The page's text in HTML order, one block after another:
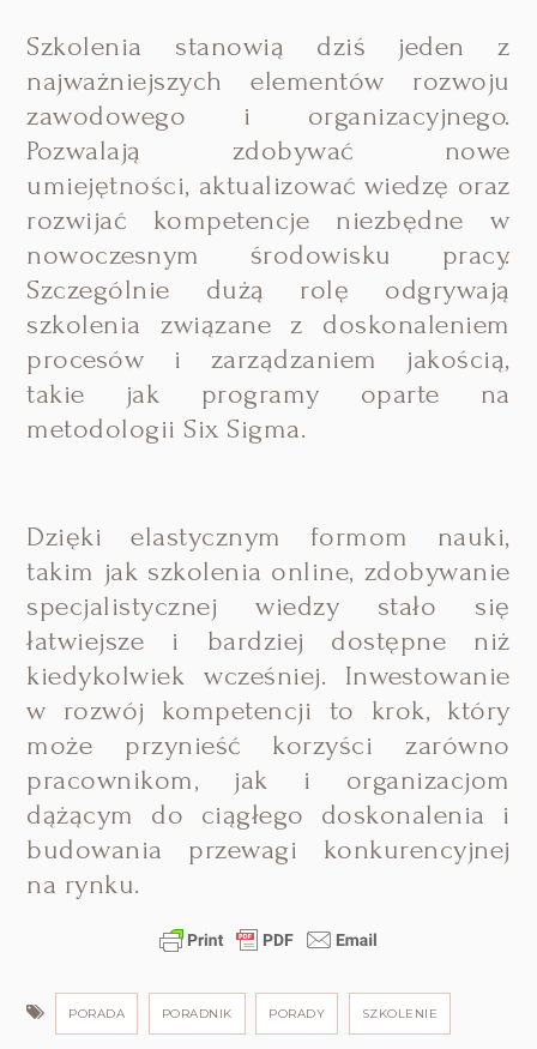
Szkolenia stanowią dziś jeden z
najważniejszych elementów rozwoju
zawodowego i organizacyjnego.
Pozwalają zdobywać nowe
umiejętności, aktualizować wiedzę oraz
rozwijać kompetencje niezbędne w
nowoczesnym środowisku pracy.
Szczególnie dużą rolę odgrywają
szkolenia związane z doskonaleniem
procesów i zarządzaniem jakością,
takie jak programy oparte na
metodologii Six Sigma.
Dzięki elastycznym formom nauki,
takim jak szkolenia online, zdobywanie
specjalistycznej wiedzy stało się
łatwiejsze i bardziej dostępne niż
kiedykolwiek wcześniej. Inwestowanie
w rozwój kompetencji to krok, który
może przynieść korzyści zarówno
pracownikom, jak i organizacjom
dążącym do ciągłego doskonalenia i
budowania przewagi konkurencyjnej
na rynku.
PORADA PORADNIK PORADY SZKOLENIE